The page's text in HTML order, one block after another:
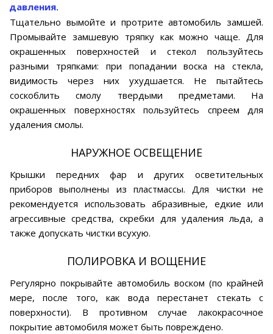
давления.
Тщательно вымойте и протрите автомобиль замшей.
Промывайте замшевую тряпку как можно чаще. Для
окрашенных поверхностей и стекол пользуйтесь
разными тряпками: при попадании воска на стекла,
видимость через них ухудшается. Не пытайтесь
соскоблить смолу твердыми предметами. На
окрашенных поверхностях пользуйтесь спреем для
удаления смолы.
НАРУЖНОЕ ОСВЕЩЕНИЕ
Крышки передних фар и других осветительных
приборов выполнены из пластмассы. Для чистки не
рекомендуется использовать абразивные, едкие или
агрессивные средства, скребки для удаления льда, а
также допускать чистки всухую.
ПОЛИРОВКА И ВОЩЕНИЕ
Регулярно покрывайте автомобиль воском (по крайней
мере, после того, как вода перестанет стекать с
поверхности). В противном случае лакокрасочное
покрытие автомобиля может быть повреждено.